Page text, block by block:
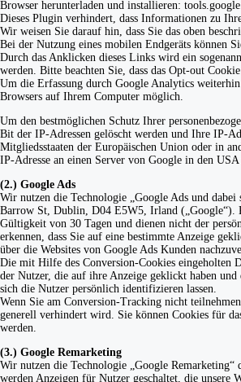
Browser herunterladen und installieren:
Dieses Plugin verhindert, dass Informationen zu
Wir weisen Sie darauf hin, dass Sie das oben
Bei der Nutzung eines mobilen Endgeräts können
Durch das Anklicken dieses Links wird ein
werden. Bitte beachten Sie, dass das Opt-out
Um die Erfassung durch Google Analytics
Browsers auf Ihrem Computer möglich.
Um den bestmöglichen Schutz Ihrer
Bit der IP-Adressen gelöscht werden und Ihre IP-
Mitgliedsstaaten der Europäischen Union oder in
IP-Adresse an einen Server von Google in den
(2.) Google Ads
Wir nutzen die Technologie „Google Ads und
Barrow St, Dublin, D04 E5W5, Irland („Google“).
Gültigkeit von 30 Tagen und dienen nicht der
erkennen, dass Sie auf eine bestimmte Anzeige
über die Websites von Google Ads Kunden
Die mit Hilfe des Conversion-Cookies eingeholten
der Nutzer, die auf ihre Anzeige geklickt haben
sich die Nutzer persönlich identifizieren lassen.
Wenn Sie am Conversion-Tracking nicht
generell verhindert wird. Sie können Cookies für
werden.
(3.) Google Remarketing
Wir nutzen die Technologie „Google
werden Anzeigen für Nutzer geschaltet, die unsere